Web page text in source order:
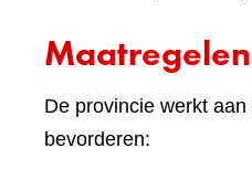
De provincie werkt
bevorderen: